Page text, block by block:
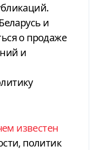
и
о продаже
и
известен
политик